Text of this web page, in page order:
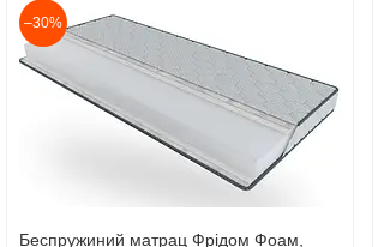
–30%
Беспружиний матрац Фрідом Фоам,